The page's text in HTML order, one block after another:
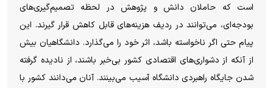
است که حاملان دانش و پژوهش در لحظه تصمیم‌گیری‌های
بودجه‌ای، می‌توانند در ردیف هزینه‌های قابل کاهش قرار گیرند. این
پیام حتی اگر ناخواسته باشد، اثر خود را می‌گذارد. دانشگاهیان بیش
از آنکه از دشواری‌های اقتصادی کشور بی‌خبر باشند، از نادیده گرفته
شدن جایگاه راهبردی دانشگاه آسیب می‌بینند. آنان می‌دانند کشور با